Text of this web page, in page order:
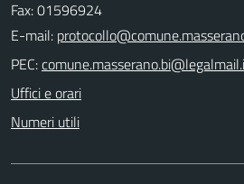
Fax: 01596924
E-mail:
PEC:
Uffici e orari
Numeri utili